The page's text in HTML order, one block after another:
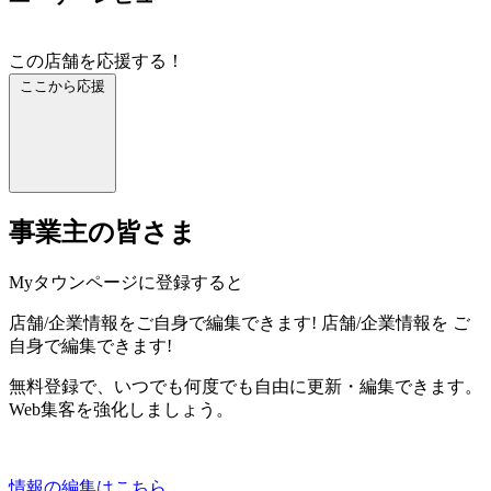
この店舗を応援する！
ここから応援
事業主の皆さま
Myタウンページに登録すると
店舗/企業情報をご自身で編集できます! 店舗/企業情報を ご
自身で編集できます!
無料登録で、いつでも何度でも自由に更新・編集できます。
Web集客を強化しましょう。
情報の編集はこちら